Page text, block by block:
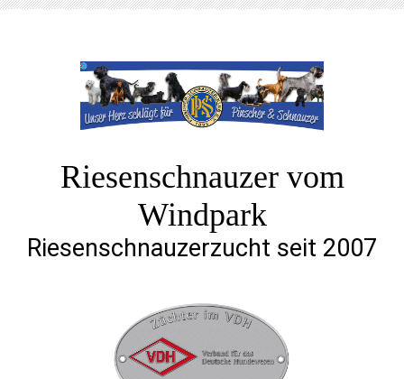
Riesenschnauzer vom
Windpark
Riesenschnauzerzucht seit 2007